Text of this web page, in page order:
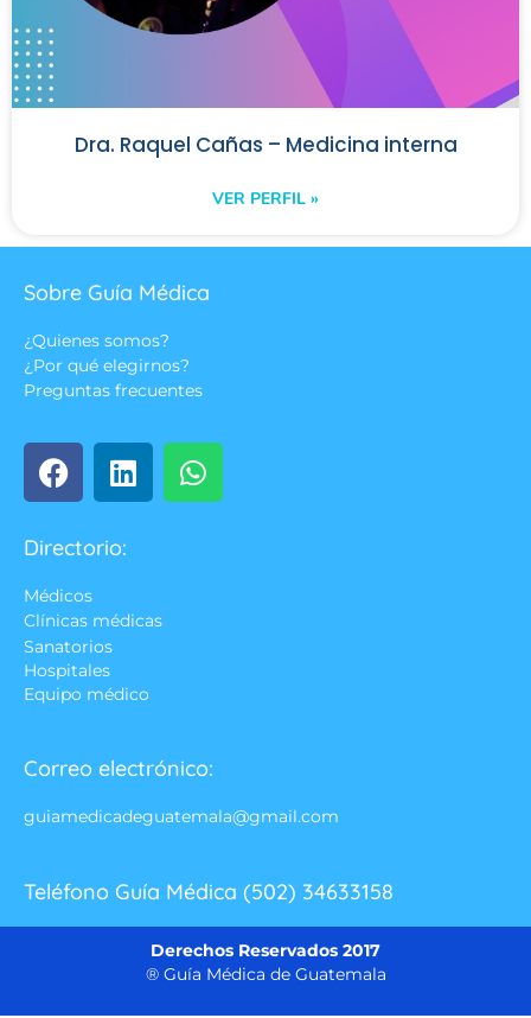
Dra. Raquel Cañas – Medicina interna
VER PERFIL »
Sobre Guía Médica
¿Quienes somos?
¿Por qué elegirnos?
Preguntas frecuentes
Directorio:
Médicos
Clínicas médicas
Sanatorios
Hospitales
Equipo médico
Correo electrónico:
guiamedicadeguatemala@gmail.com
Teléfono Guía Médica (502) 34633158
Derechos Reservados 2017
® Guía Médica de Guatemala